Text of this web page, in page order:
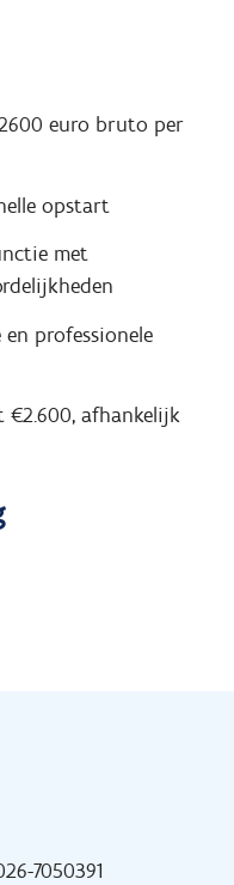
euro bruto per
opstart
met
professionele
afhankelijk
7050391